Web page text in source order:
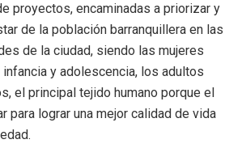
proyectos, encaminadas a priorizar y
de la población barranquillera en las
de la ciudad, siendo las mujeres
infancia y adolescencia, los adultos
el principal tejido humano porque el
para lograr una mejor calidad de vida